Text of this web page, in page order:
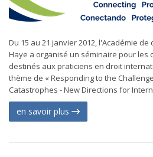
Du 15 au 21 janvier 2012, l'Académie
Haye a organisé un séminaire pour les
destinés aux praticiens en droit
thème de « Responding to the
Catastrophes - New Directions for
en savoir plus